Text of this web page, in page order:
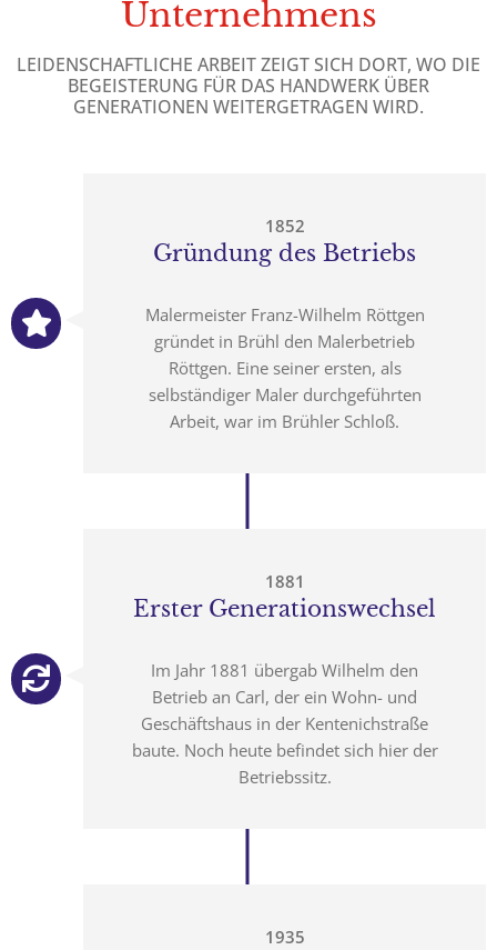
Unternehmens
LEIDENSCHAFTLICHE ARBEIT ZEIGT SICH DORT, WO DIE
BEGEISTERUNG FÜR DAS HANDWERK ÜBER
GENERATIONEN WEITERGETRAGEN WIRD.
1852
Gründung des Betriebs
Malermeister Franz-Wilhelm Röttgen
gründet in Brühl den Malerbetrieb
Röttgen. Eine seiner ersten, als
selbständiger Maler durchgeführten
Arbeit, war im Brühler Schloß.
1881
Erster Generationswechsel
Im Jahr 1881 übergab Wilhelm den
Betrieb an Carl, der ein Wohn- und
Geschäftshaus in der Kentenichstraße
baute. Noch heute befindet sich hier der
Betriebssitz.
1935